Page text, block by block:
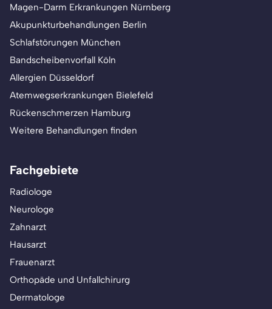
Magen-Darm Erkrankungen Nürnberg
Akupunkturbehandlungen Berlin
Schlafstörungen München
Bandscheibenvorfall Köln
Allergien Düsseldorf
Atemwegserkrankungen Bielefeld
Rückenschmerzen Hamburg
Weitere Behandlungen finden
Fachgebiete
Radiologe
Neurologe
Zahnarzt
Hausarzt
Frauenarzt
Orthopäde und Unfallchirurg
Dermatologe